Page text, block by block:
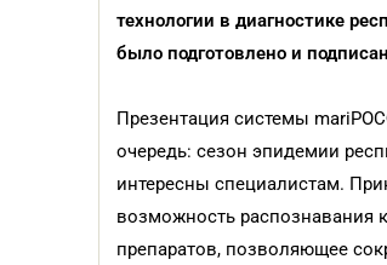
технологии в диагностике
было подготовлено и
Презентация системы
очередь: сезон эпидемии
интересны специалистам.
возможность распознавания
препаратов, позволяющее